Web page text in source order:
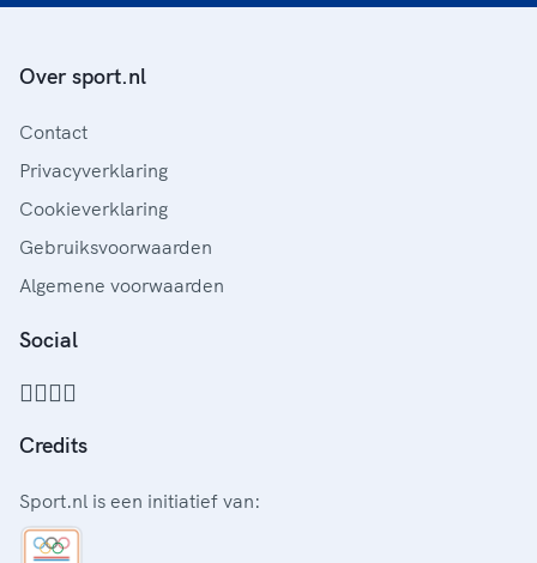
Over sport.nl
Contact
Privacyverklaring
Cookieverklaring
Gebruiksvoorwaarden
Algemene voorwaarden
Social
Credits
Sport.nl is een initiatief van: